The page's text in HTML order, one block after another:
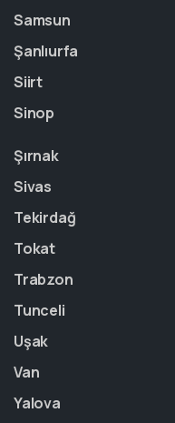
Samsun
Şanlıurfa
Siirt
Sinop
Şırnak
Sivas
Tekirdağ
Tokat
Trabzon
Tunceli
Uşak
Van
Yalova